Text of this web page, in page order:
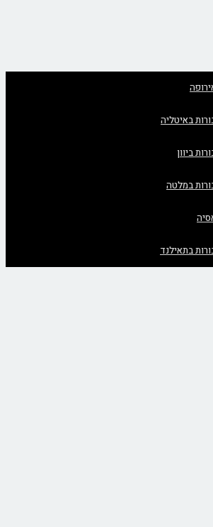
באיטליה
ביוון
במלטה
בתאילנד